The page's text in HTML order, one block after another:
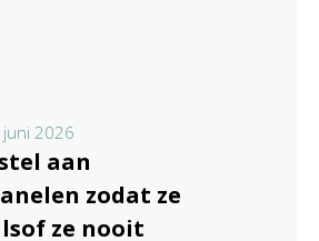
2026
aan
zodat ze
ze nooit